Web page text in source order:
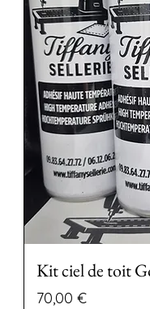
Kit ciel de toit
Preço
70,00 €